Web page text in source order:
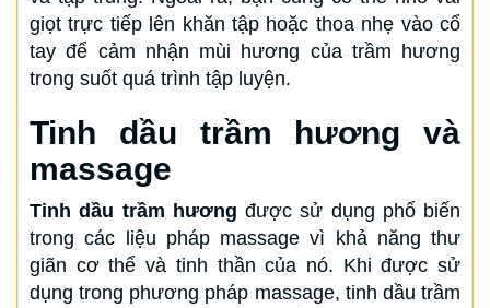
giọt trực tiếp lên khăn tập hoặc thoa nhẹ vào cổ
tay để cảm nhận mùi hương của trầm hương
trong suốt quá trình tập luyện.
Tinh dầu trầm hương và
massage
Tinh dầu trầm hương được sử dụng phổ biến
trong các liệu pháp massage vì khả năng thư
giãn cơ thể và tinh thần của nó. Khi được sử
dụng trong phương pháp massage, tinh dầu trầm